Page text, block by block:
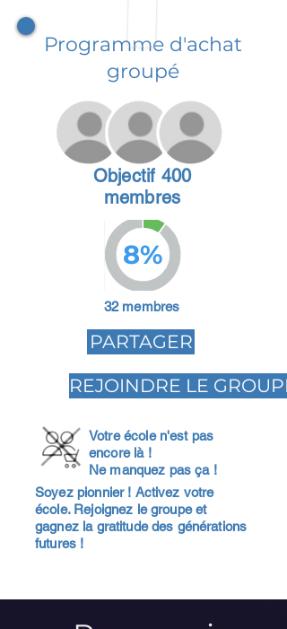
Programme d'achat
groupé
Objectif 400
membres
8%
32 membres
PARTAGER
REJOINDRE LE GROUPE
Votre école n'est pas
encore là !
Ne manquez pas ça !
Soyez pionnier ! Activez votre
école. Rejoignez le groupe et
gagnez la gratitude des générations
futures !